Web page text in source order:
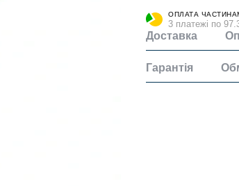
ОПЛАТА
3 платежі по
Доставка
Гарантія